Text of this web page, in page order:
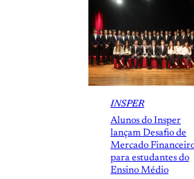
INSPER
Alunos do Insper
lançam Desafio de
Mercado
para estudantes do
Ensino Médio